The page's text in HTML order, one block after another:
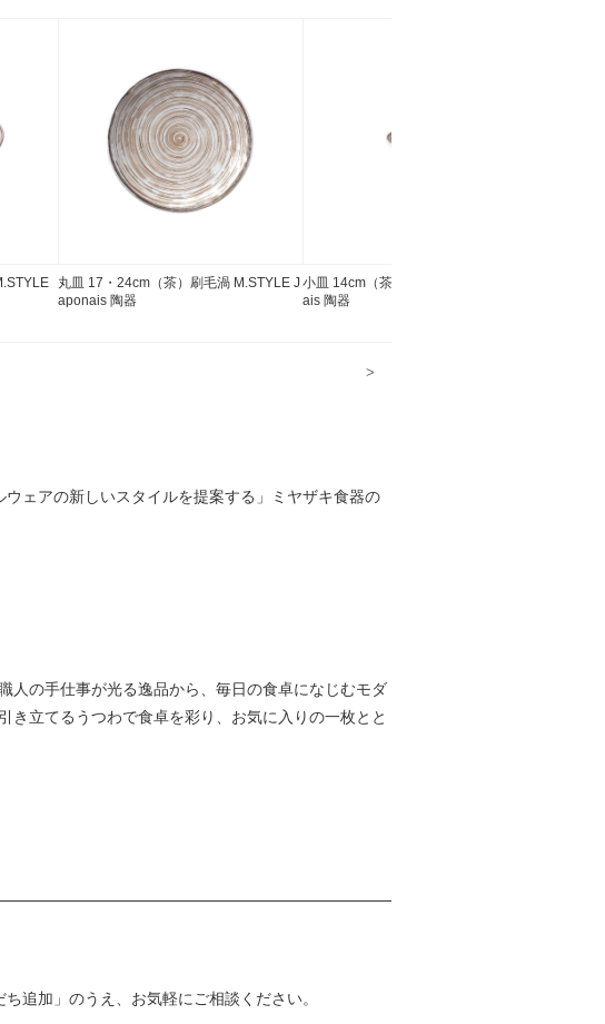
丸皿 17・24cm（茶）刷毛渦 M.STYLE J
aponais 陶器
小皿 14cm（茶）刷毛渦 M.STYLE Japon
ais 陶器
>
ェアの新しいスタイルを提案する」ミヤザキ食器の
人の手仕事が光る逸品から、毎日の食卓になじむモダ
き立てるうつわで食卓を彩り、お気に入りの一枚とと
追加」のうえ、お気軽にご相談ください。